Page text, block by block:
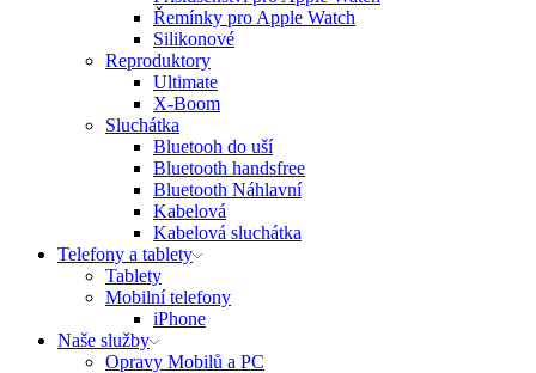
Řemínky pro Apple Watch
Silikonové
Reproduktory
Ultimate
X-Boom
Sluchátka
Bluetooh do uší
Bluetooth handsfree
Bluetooth Náhlavní
Kabelová
Kabelová sluchátka
Telefony a tablety
Tablety
Mobilní telefony
iPhone
Naše služby
Opravy Mobilů a PC